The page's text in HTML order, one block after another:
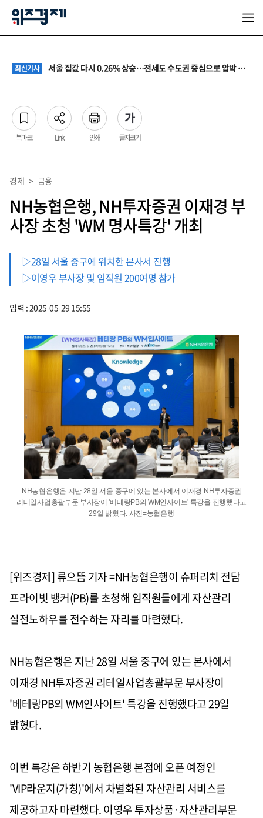
최신기사 서울 집값 다시 0.26% 상승…전세도 수도권 중심으로 압박 커져
최신기사 원·하청 교섭 갈등에 안전 지원 위축까지… 노란봉투법 불확실성 해법은
최신기사 청소년 혐오 표현, '처벌과 낙인'에서 '교양과 상식'으로
북마크 Link 인쇄 글자크기
경제 > 금융
NH농협은행, NH투자증권 이재경 부
사장 초청 'WM 명사특강' 개최
▷28일 서울 중구에 위치한 본사서 진행
▷이영우 부사장 및 임직원 200여명 참가
입력 : 2025-05-29 15:55
NH농협은행은 지난 28일 서울 중구에 있는 본사에서 이재경 NH투자증권
리테일사업총괄부문 부사장이 '베테랑PB의 WM인사이트' 특강을 진행했다고
29일 밝혔다. 사진=농협은행
[위즈경제] 류으뜸 기자 =NH농협은행이 슈퍼리치 전담
프라이빗 뱅커(PB)를 초청해 임직원들에게 자산관리
실전노하우를 전수하는 자리를 마련했다.
NH농협은행은 지난 28일 서울 중구에 있는 본사에서
이재경 NH투자증권 리테일사업총괄부문 부사장이
'베테랑PB의 WM인사이트' 특강을 진행했다고 29일
밝혔다.
이번 특강은 하반기 농협은행 본점에 오픈 예정인
'VIP라운지(가칭)'에서 차별화된 자산관리 서비스를
제공하고자 마련했다. 이영우 투자상품·자산관리부문